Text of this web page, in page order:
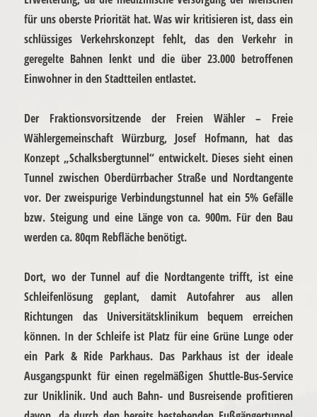
für uns oberste Priorität hat. Was wir kritisieren ist, dass ein
schlüssiges Verkehrskonzept fehlt, das den Verkehr in
geregelte Bahnen lenkt und die über 23.000 betroffenen
Einwohner in den Stadtteilen entlastet.
Der Fraktionsvorsitzende der Freien Wähler – Freie
Wählergemeinschaft Würzburg, Josef Hofmann, hat das
Konzept „Schalksbergtunnel“ entwickelt. Dieses sieht einen
Tunnel zwischen Oberdürrbacher Straße und Nordtangente
vor. Der zweispurige Verbindungstunnel hat ein 5% Gefälle
bzw. Steigung und eine Länge von ca. 900m. Für den Bau
werden ca. 80qm Rebfläche benötigt.
Dort, wo der Tunnel auf die Nordtangente trifft, ist eine
Schleifenlösung geplant, damit Autofahrer aus allen
Richtungen das Universitätsklinikum bequem erreichen
können. In der Schleife ist Platz für eine Grüne Lunge oder
ein Park & Ride Parkhaus. Das Parkhaus ist der ideale
Ausgangspunkt für einen regelmäßigen Shuttle-Bus-Service
zur Uniklinik. Und auch Bahn- und Busreisende profitieren